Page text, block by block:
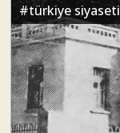
#türkiye siyaseti